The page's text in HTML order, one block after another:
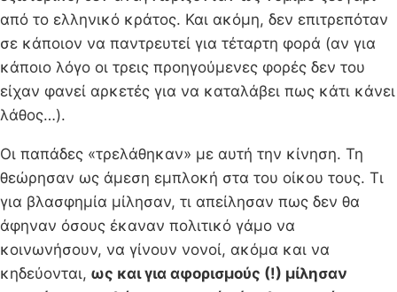
από το ελληνικό κράτος. Και ακόμη, δεν επιτρεπόταν
σε κάποιον να παντρευτεί για τέταρτη φορά (αν για
κάποιο λόγο οι τρεις προηγούμενες φορές δεν του
είχαν φανεί αρκετές για να καταλάβει πως κάτι κάνει
λάθος…).
Οι παπάδες «τρελάθηκαν» με αυτή την κίνηση. Τη
θεώρησαν ως άμεση εμπλοκή στα του οίκου τους. Τι
για βλασφημία μίλησαν, τι απείλησαν πως δεν θα
άφηναν όσους έκαναν πολιτικό γάμο να
κοινωνήσουν, να γίνουν νονοί, ακόμα και να
κηδεύονται, ως και για αφορισμούς (!) μίλησαν